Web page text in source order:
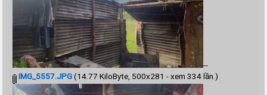
--
IMG_5557.JPG(14.77 KiloByte, 500x281 - xem 334 lần.)